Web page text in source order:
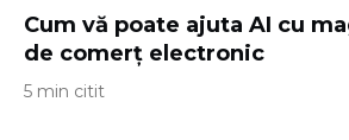
Cum vă poate ajuta AI cu
de comerț electronic
5 min citit